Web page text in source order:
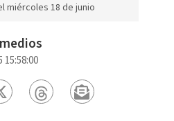
miércoles 18 de junio
15:58:00